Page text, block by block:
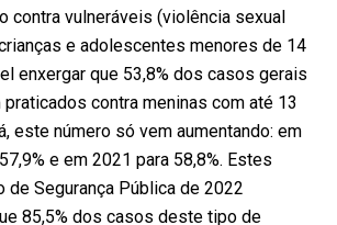
contra vulneráveis (violência sexual
e adolescentes menores de 14
enxergar que 53,8% dos casos gerais
contra meninas com até 13
este número só vem aumentando: em
e em 2021 para 58,8%. Estes
de Segurança Pública de 2022
85,5% dos casos deste tipo de